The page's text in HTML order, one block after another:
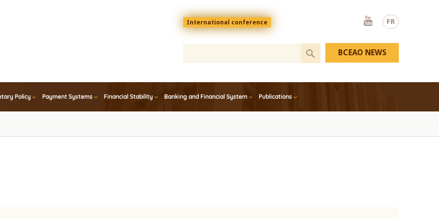
FR
Menu
top
En
International conference
Youtube
Policy Payment Systems Financial Stability Banking and Financial System Publications
BCEAO NEWS